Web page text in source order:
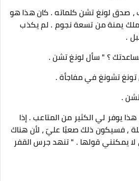
صدق لونغ تشن كلماته . كان هذا هو
يمنة من تسعة نجوم . لم يكذب
.
؟ " سأل لونغ تشن .
تشونغ في مفاجأة .
.
يوفر لي الكثير من المتاعب . إذا
، فسيكون ذلك صعبًا عليّ ، لأن هناك
لا يمكنني قولها . " تنهد جرس القفر